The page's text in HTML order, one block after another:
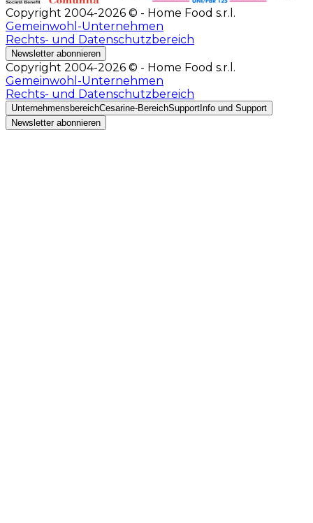
Copyright 2004-2026 © - Home Food s.r.l.
Gemeinwohl-Unternehmen
Rechts- und Datenschutzbereich
Newsletter abonnieren
Copyright 2004-2026 © - Home Food s.r.l.
Gemeinwohl-Unternehmen
Rechts- und Datenschutzbereich
UnternehmensbereichCesarine-BereichSupport Info und Support
Newsletter abonnieren